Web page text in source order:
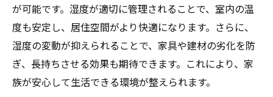
が可能です。湿度が適切に管理されることで、室内の温
度も安定し、居住空間がより快適になります。さらに、
湿度の変動が抑えられることで、家具や建材の劣化を防
ぎ、長持ちさせる効果も期待できます。これにより、家
族が安心して生活できる環境が整えられます。